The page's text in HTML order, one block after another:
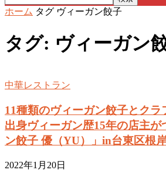
ホーム タグ ヴィーガン餃子
タグ: ヴィーガン
中華レストラン
11種類のヴィーガン餃子とクラ
出身ヴィーガン歴15年の店主が
ン餃子 優（YU）」in台東区根
2022年1月20日